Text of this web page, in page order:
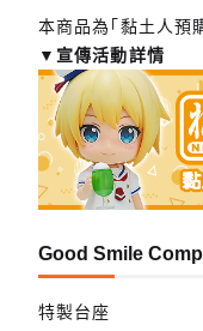
本商品為「黏土人預
▼宣傳活動詳情
Good Smile
特製台座